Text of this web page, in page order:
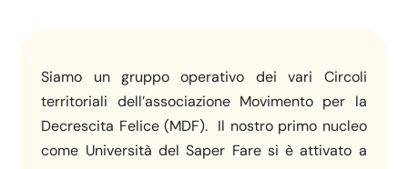
Siamo un gruppo operativo dei vari Circoli
territoriali dell’associazione Movimento per la
Decrescita Felice (MDF). Il nostro primo nucleo
come Università del Saper Fare si è attivato a